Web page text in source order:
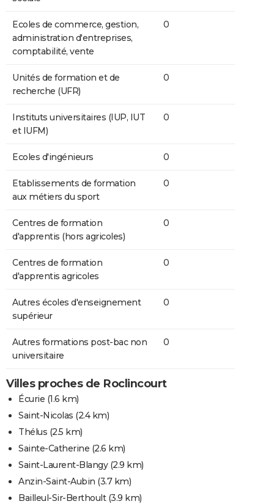
Ecoles de commerce, gestion,
administration d'entreprises,
comptabilité, vente
0
Unités de formation et de
recherche (UFR)
0
Instituts universitaires (IUP, IUT
et IUFM)
0
Ecoles d'ingénieurs 0
Etablissements de formation
aux métiers du sport
0
Centres de formation
d'apprentis (hors agricoles)
0
Centres de formation
d'apprentis agricoles
0
Autres écoles d'enseignement
supérieur
0
Autres formations post-bac non
universitaire
0
Villes proches de Roclincourt
Écurie (1.6 km)
Saint-Nicolas (2.4 km)
Thélus (2.5 km)
Sainte-Catherine (2.6 km)
Saint-Laurent-Blangy(2.9 km)
Anzin-Saint-Aubin (3.7 km)
Bailleul-Sir-Berthoult(3.9 km)